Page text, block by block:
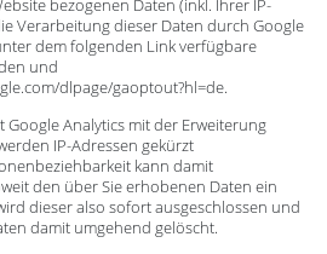
bezogenen Daten (inkl. Ihrer IP-
Verarbeitung dieser Daten durch Google
dem folgenden Link verfügbare
und
dlpage/gaoptout?hl=de.
Google Analytics mit der Erweiterung
IP-Adressen gekürzt
kann damit
den über Sie erhobenen Daten ein
dieser also sofort ausgeschlossen und
damit umgehend gelöscht.